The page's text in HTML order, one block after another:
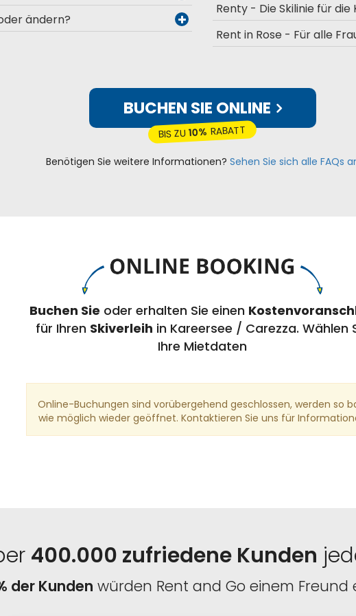
ändern?
Renty - Die Skilinie für die
Rent in Rose - Für alle
BUCHEN SIE ONLINE
BIS ZU10% RABATT
Benötigen Sie weitere Informationen? Sehen Sie sich alle FAQs
Buchen Sie oder erhalten Sie einen
für Ihren Skiverleih in Kareersee / Carezza. Wählen
Ihre Mietdaten
Online-Buchungen sind vorübergehend geschlossen, werden so
wie möglich wieder geöffnet. Kontaktieren Sie uns für
400.000 zufriedene Kunden
der Kunden würden Rent and Go einem